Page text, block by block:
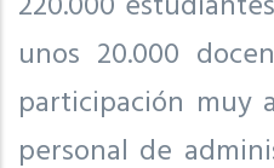
unos 20.000
participación muy
personal de